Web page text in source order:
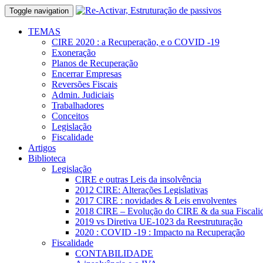
Toggle navigation
TEMAS
CIRE 2020 : a Recuperação, e o COVID -19
Exoneração
Planos de Recuperação
Encerrar Empresas
Reversões Fiscais
Admin. Judiciais
Trabalhadores
Conceitos
Legislação
Fiscalidade
Artigos
Biblioteca
Legislação
CIRE e outras Leis da insolvência
2012 CIRE: Alterações Legislativas
2017 CIRE : novidades & Leis envolventes
2018 CIRE – Evolução do CIRE & da sua
2019 vs Diretiva UE-1023 da Reestruturação
2020 : COVID -19 : Impacto na Recuperação
Fiscalidade
CONTABILIDADE